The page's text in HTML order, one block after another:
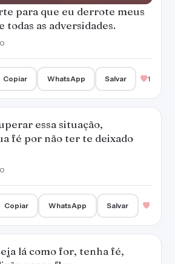
para que eu derrote meus
todas as adversidades.
Copiar WhatsApp Salvar 1
essa situação,
fé por não ter te deixado
Copiar WhatsApp Salvar
lá como for, tenha fé,